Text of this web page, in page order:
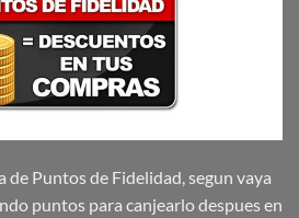
Puntos de Fidelidad, segun vaya
puntos para canjearlo despues en